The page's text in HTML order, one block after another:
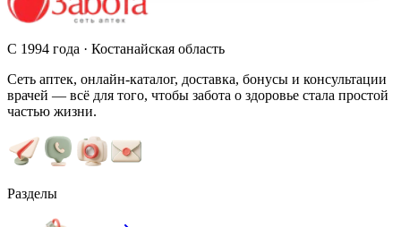
С 1994 года · Костанайская область
Сеть аптек, онлайн-каталог, доставка, бонусы и консультации
врачей — всё для того, чтобы забота о здоровье стала простой
частью жизни.
Разделы